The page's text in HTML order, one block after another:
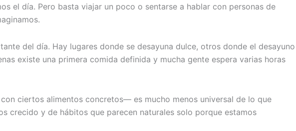
el día. Pero basta viajar un poco o sentarse a hablar con personas de
del día. Hay lugares donde se desayuna dulce, otros donde el desayuno
existe una primera comida definida y mucha gente espera varias horas
ciertos alimentos concretos— es mucho menos universal de lo que
crecido y de hábitos que parecen naturales solo porque estamos